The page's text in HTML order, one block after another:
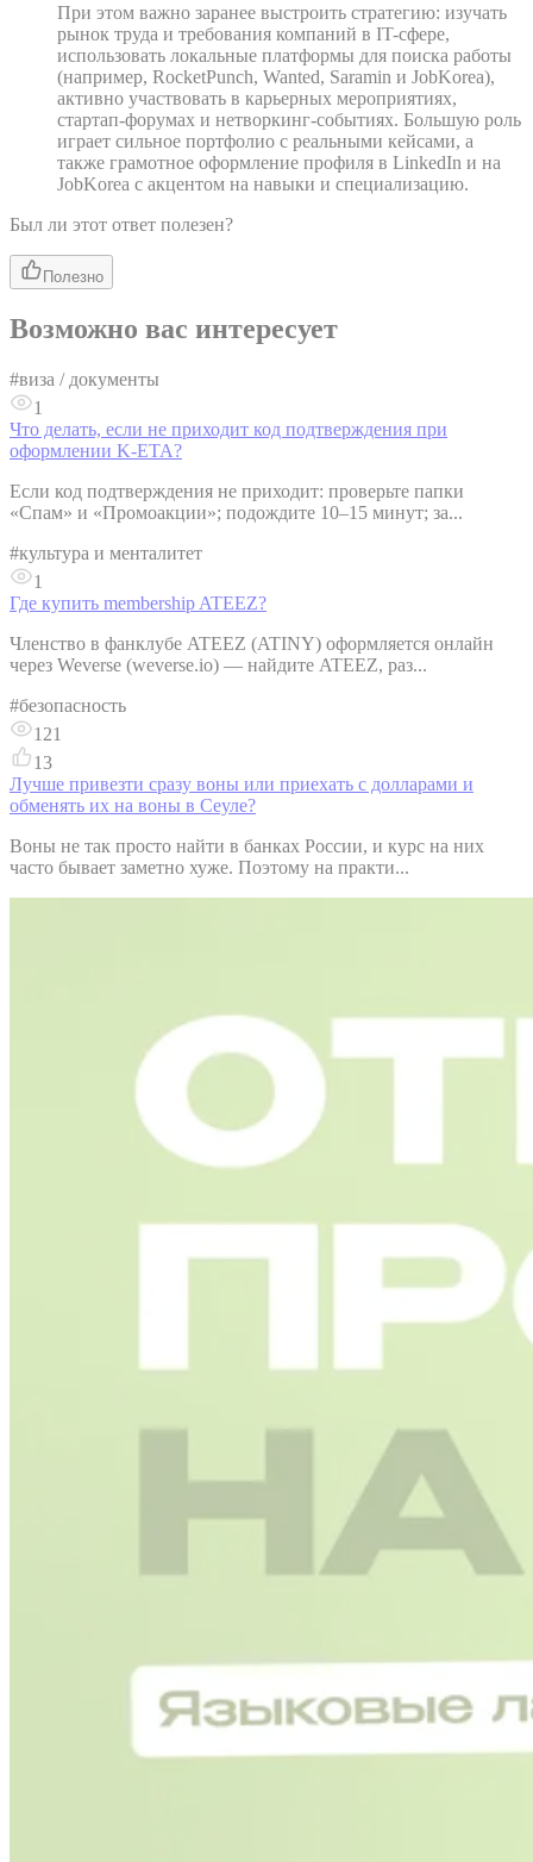
При этом важно заранее выстроить стратегию: изучать
рынок труда и требования компаний в IT-сфере,
использовать локальные платформы для поиска работы
(например, RocketPunch, Wanted, Saramin и JobKorea),
активно участвовать в карьерных мероприятиях,
стартап-форумах и нетворкинг-событиях. Большую роль
играет сильное портфолио с реальными кейсами, а
также грамотное оформление профиля в LinkedIn и на
JobKorea с акцентом на навыки и специализацию.
Был ли этот ответ полезен?
Полезно
Возможно вас интересует
#виза / документы
1
Что делать, если не приходит код подтверждения при
оформлении K-ETA?
Если код подтверждения не приходит: проверьте папки
«Спам» и «Промоакции»; подождите 10–15 минут; за...
#культура и менталитет
1
Где купить membership ATEEZ?
Членство в фанклубе ATEEZ (ATINY) оформляется онлайн
через Weverse (weverse.io) — найдите ATEEZ, раз...
#безопасность
121
13
Лучше привезти сразу воны или приехать с долларами и
обменять их на воны в Сеуле?
Воны не так просто найти в банках России, и курс на них
часто бывает заметно хуже. Поэтому на практи...